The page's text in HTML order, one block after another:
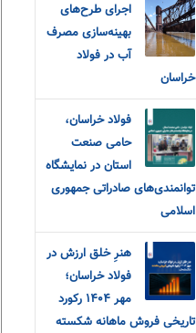
اجرای طرح‌های
بهینه‌سازی مصرف
آب در فولاد
خراسان
فولاد خراسان،
حامی صنعت
استان در نمایشگاه
توانمندی‌های صادراتی جمهوری
اسلامی
هنرِ خلق ارزش در
فولاد خراسان؛
مهر ۱۴۰۴ رکورد
تاریخی فروش ماهانه شکسته